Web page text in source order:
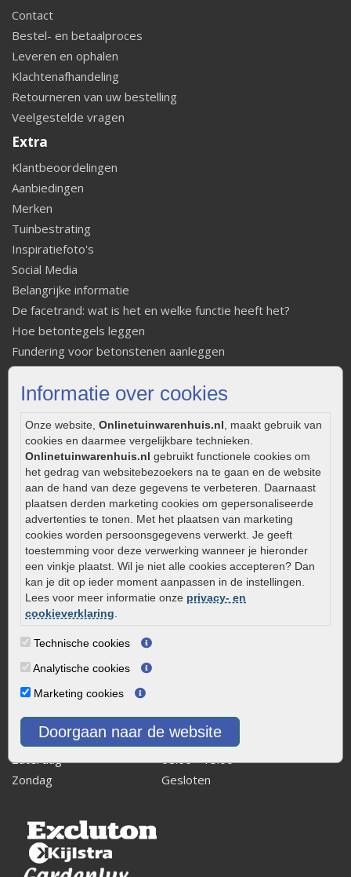
Informatie over cookies
Onze website, Onlinetuinwarenhuis.nl , maakt gebruik van
cookies en daarmee vergelijkbare technieken.
Onlinetuinwarenhuis.nl gebruikt functionele cookies om
het gedrag van websitebezoekers na te gaan en de website
aan de hand van deze gegevens te verbeteren. Daarnaast
plaatsen derden marketing cookies om gepersonaliseerde
advertenties te tonen. Met het plaatsen van marketing
cookies worden persoonsgegevens verwerkt. Je geeft
toestemming voor deze verwerking wanneer je hieronder
een vinkje plaatst. Wil je niet alle cookies accepteren? Dan
kan je dit op ieder moment aanpassen in de instellingen.
Lees voor meer informatie onze privacy- en
cookieverklaring
Technische cookies
Analytische cookies
Marketing cookies
Doorgaan naar de website
Contact
Bestel- en betaalproces
Leveren en ophalen
Klachtenafhandeling
Retourneren van uw bestelling
Veelgestelde vragen
Extra
Klantbeoordelingen
Aanbiedingen
Merken
Tuinbestrating
Inspiratiefoto's
Social Media
Belangrijke informatie
De facetrand: wat is het en welke functie heeft het?
Hoe betontegels leggen
Fundering voor betonstenen aanleggen
Welke tuinstijl past bij mij
Strakke tuin inrichten
Onderhoud van gebakken bestrating
Aanlegtips voor gebakken bestrating
Zelf een terras aanleggen
Kleine stadstuin inrichten
0320 – 219170
Kaapstanderweg 41
8243 RB Lelystad
info@onlinetuinwarenhuis.nl
Routebeschrijving
Dinsdag
Woensdag
Donderdag
08:00 - 17:00
Vrijdag
08:00 - 17:00
Zaterdag
08:00 - 15.00
Zondag
Gesloten